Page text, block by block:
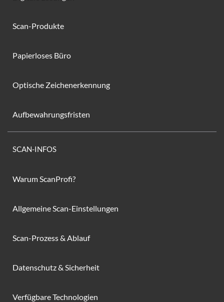
Scan-Produkte
Papierloses Büro
Optische Zeichenerkennung
Aufbewahrungsfristen
SCAN-INFOS
Warum ScanProfi?
Allgemeine Scan-Einstellungen
Scan-Prozess & Ablauf
Datenschutz & Sicherheit
Verfügbare Technologien